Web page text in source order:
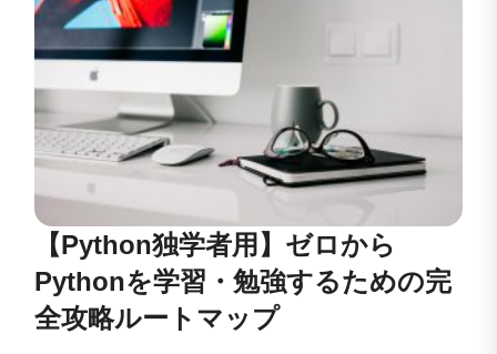
【Python独学者用】ゼロから
Pythonを学習・勉強するための完
全攻略ルートマップ